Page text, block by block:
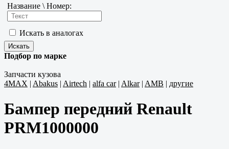
Название \ Номер:
Искать в аналогах
Подбор по марке
Запчасти кузова
4MAX | Abakus | Airtech | alfa car| Alkar| AMB | другие
Бампер передний Renault
PRM1000000